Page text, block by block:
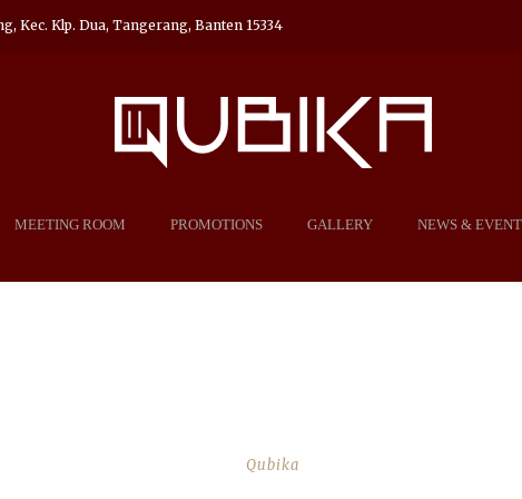
Kec. Klp. Dua, Tangerang, Banten 15334
MEETING ROOM PROMOTIONS GALLERY NEWS & EVENT
Qubika